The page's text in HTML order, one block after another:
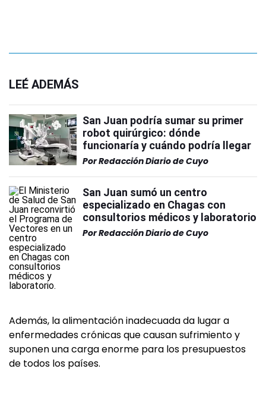
LEÉ ADEMÁS
San Juan podría sumar su primer
robot quirúrgico: dónde
funcionaría y cuándo podría llegar
PorRedacción Diario de Cuyo
San Juan sumó un centro
especializado en Chagas con
consultorios médicos y laboratorio
PorRedacción Diario de Cuyo
Además, la alimentación inadecuada da lugar a
enfermedades crónicas que causan sufrimiento y
suponen una carga enorme para los presupuestos
de todos los países.